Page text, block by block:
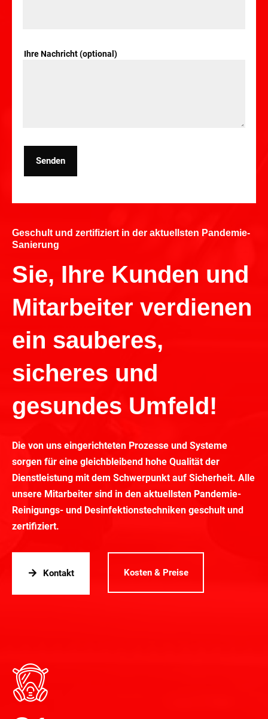
Ihre Nachricht (optional)
Senden
Geschult und zertifiziert in der aktuellsten Pandemie-
Sanierung
Sie, Ihre Kunden und
Mitarbeiter verdienen
ein sauberes,
sicheres und
gesundes Umfeld!
Die von uns eingerichteten Prozesse und Systeme
sorgen für eine gleichbleibend hohe Qualität der
Dienstleistung mit dem Schwerpunkt auf Sicherheit. Alle
unsere Mitarbeiter sind in den aktuellsten Pandemie-
Reinigungs- und Desinfektionstechniken geschult und
zertifiziert.
Kontakt Kosten & Preise